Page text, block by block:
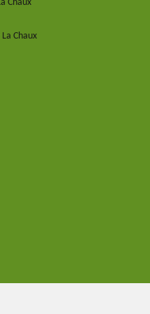
Chaux
Chaux